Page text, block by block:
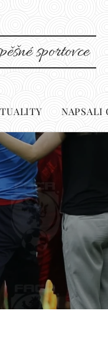
sportovce
NAPSALI